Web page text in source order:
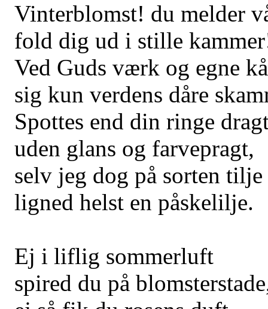
Vinterblomst! du melder
fold dig ud i stille
Ved Guds værk og egne
sig kun verdens dåre
Spottes end din ringe
uden glans og farvepragt,
selv jeg dog på sorten tilje
ligned helst en påskelilje.
Ej i liflig sommerluft
spired du på